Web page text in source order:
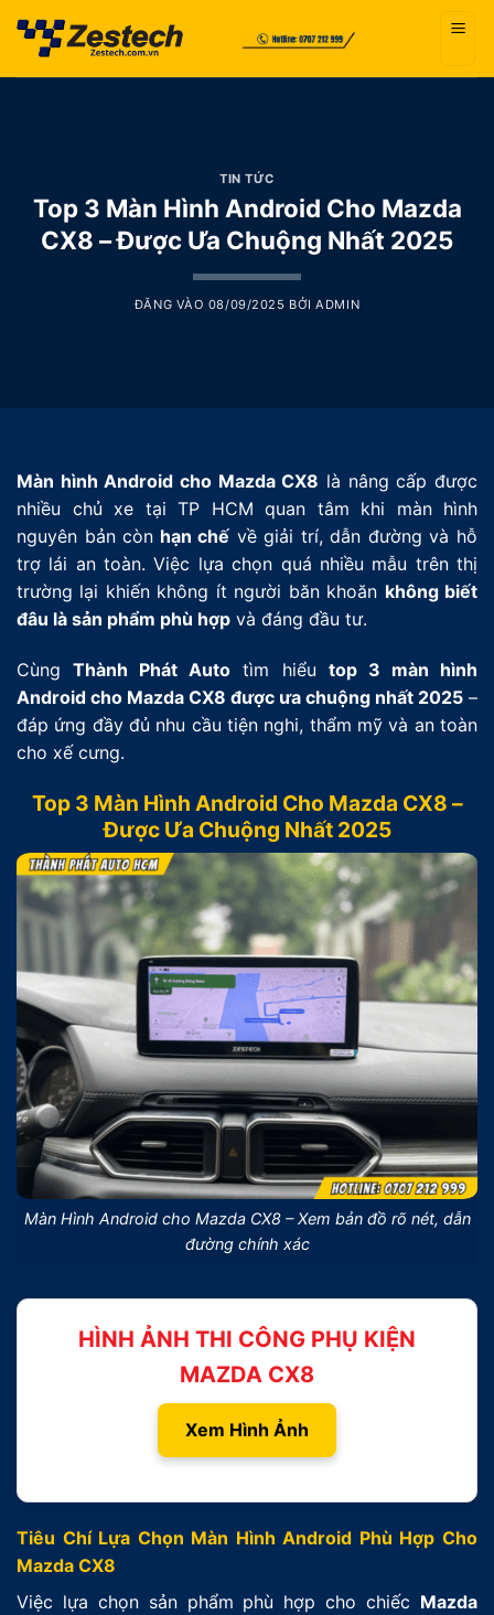
qua
TIN TỨC
Top 3 Màn Hình Android Cho Mazda
CX8 – Được Ưa Chuộng Nhất 2025
ĐĂNG VÀO 08/09/2025 BỞIADMIN
Màn hình Android cho Mazda CX8 là nâng cấp được
nhiều chủ xe tại TP HCM quan tâm khi màn hình
nguyên bản còn hạn chế về giải trí, dẫn đường và hỗ
trợ lái an toàn. Việc lựa chọn quá nhiều mẫu trên thị
trường lại khiến không ít người băn khoăn không biết
đâu là sản phẩm phù hợp và đáng đầu tư.
CùngThành Phát Auto tìm hiểu top 3 màn hình
Android cho Mazda CX8 được ưa chuộng nhất 2025 –
đáp ứng đầy đủ nhu cầu tiện nghi, thẩm mỹ và an toàn
cho xế cưng.
Top 3 Màn Hình Android Cho Mazda CX8 –
Được Ưa Chuộng Nhất 2025
Màn Hình Android cho Mazda CX8 – Xem bản đồ rõ nét, dẫn
đường chính xác
HÌNH ẢNH THI CÔNG PHỤ KIỆN
MAZDA CX8
Xem Hình Ảnh
Tiêu Chí Lựa Chọn Màn Hình Android Phù Hợp Cho
Mazda CX8
Việc lựa chọn sản phẩm phù hợp cho chiếc Mazda